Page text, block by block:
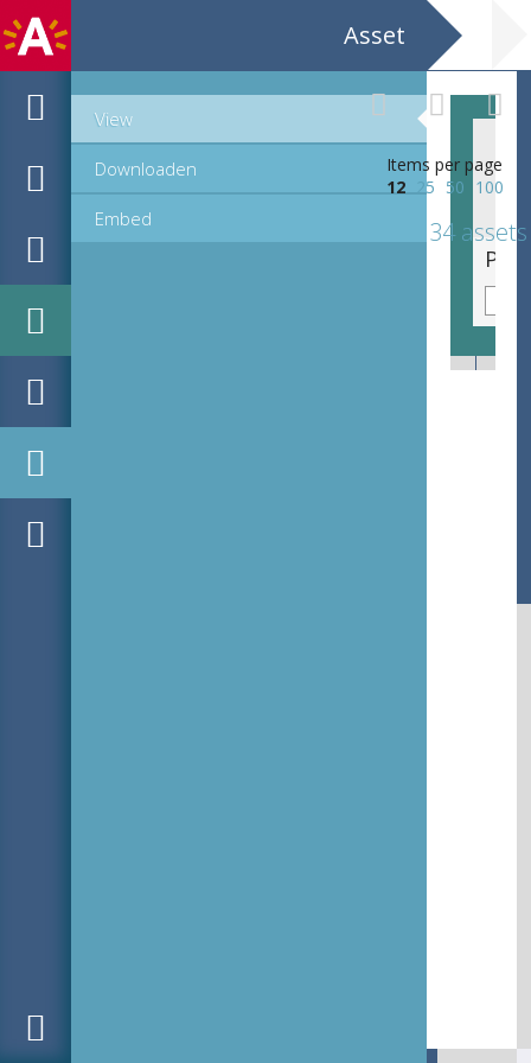
Asset
View
Downloaden
Embed
Items per page
12
25 50 100
34 assets